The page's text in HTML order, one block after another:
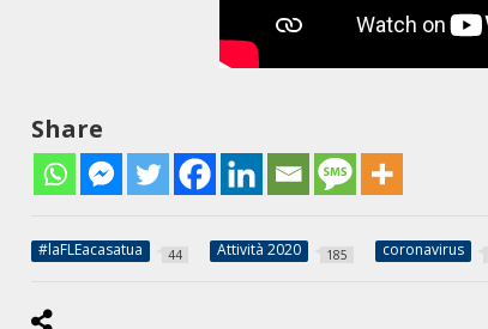
Share
#laFLEacasatua 44 Attività 2020 185 coronavirus